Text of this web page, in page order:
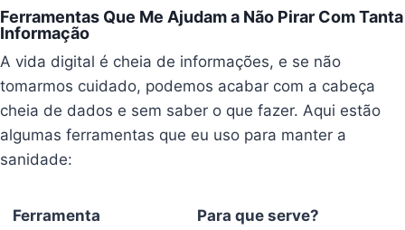
Ferramentas Que Me Ajudam a Não Pirar Com Tanta
Informação
A vida digital é cheia de informações, e se não
tomarmos cuidado, podemos acabar com a cabeça
cheia de dados e sem saber o que fazer. Aqui estão
algumas ferramentas que eu uso para manter a
sanidade:
Ferramenta
Para que serve?